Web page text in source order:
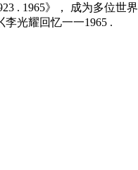
. 1965》， 成为多位世界
光耀回忆一一1965 .